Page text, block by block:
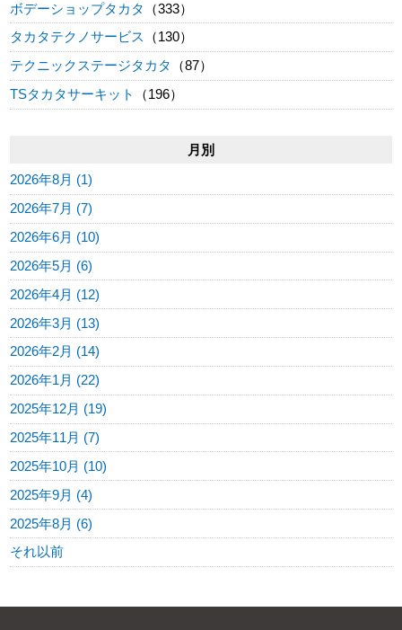
ボデーショップタカタ
（333）
タカタテクノサービス
（130）
テクニックステージタカタ
（87）
TSタカタサーキット
（196）
月別
2026年8月 (1)
2026年7月 (7)
2026年6月 (10)
2026年5月 (6)
2026年4月 (12)
2026年3月 (13)
2026年2月 (14)
2026年1月 (22)
2025年12月 (19)
2025年11月 (7)
2025年10月 (10)
2025年9月 (4)
2025年8月 (6)
それ以前